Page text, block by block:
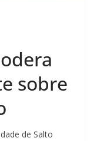
sobre
de Salto